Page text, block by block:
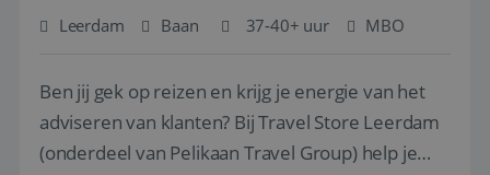
Leerdam Baan 37-40+ uur MBO
Ben jij gek op reizen en krijg je energie van het
adviseren van klanten? Bij Travel Store Leerdam
(onderdeel van Pelikaan Travel Group) help je